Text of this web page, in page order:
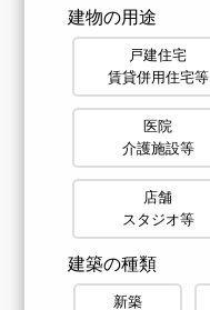
建物の用途
戸建住宅
賃貸併用住宅等
医院
介護施設等
店舗
スタジオ等
建築の種類
新築